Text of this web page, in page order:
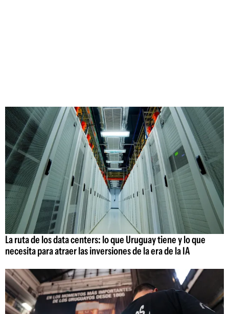
La ruta de los data centers: lo que Uruguay tiene y lo que
necesita para atraer las inversiones de la era de la IA